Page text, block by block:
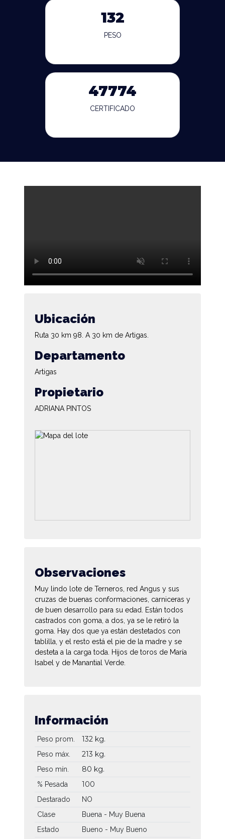
132
PESO
47774
CERTIFICADO
Ubicación
Ruta 30 km 98. A 30 km de Artigas.
Departamento
Artigas
Propietario
ADRIANA PINTOS
Observaciones
Muy lindo lote de Terneros, red Angus y sus
cruzas de buenas conformaciones, carniceras y
de buen desarrollo para su edad. Están todos
castrados con goma, a dos, ya se le retiró la
goma. Hay dos que ya están destetados con
tablilla, y el resto está el pie de la madre y se
desteta a la carga toda. Hijos de toros de María
Isabel y de Manantial Verde.
Información
Peso prom. 132 kg.
Peso máx. 213 kg.
Peso mín. 80 kg.
% Pesada 100
Destarado
NO
Clase
Buena - Muy Buena
Estado
Bueno - Muy Bueno